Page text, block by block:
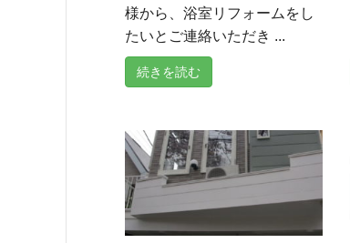
様から、浴室リフォームをし
たいとご連絡いただき ...
続きを読む